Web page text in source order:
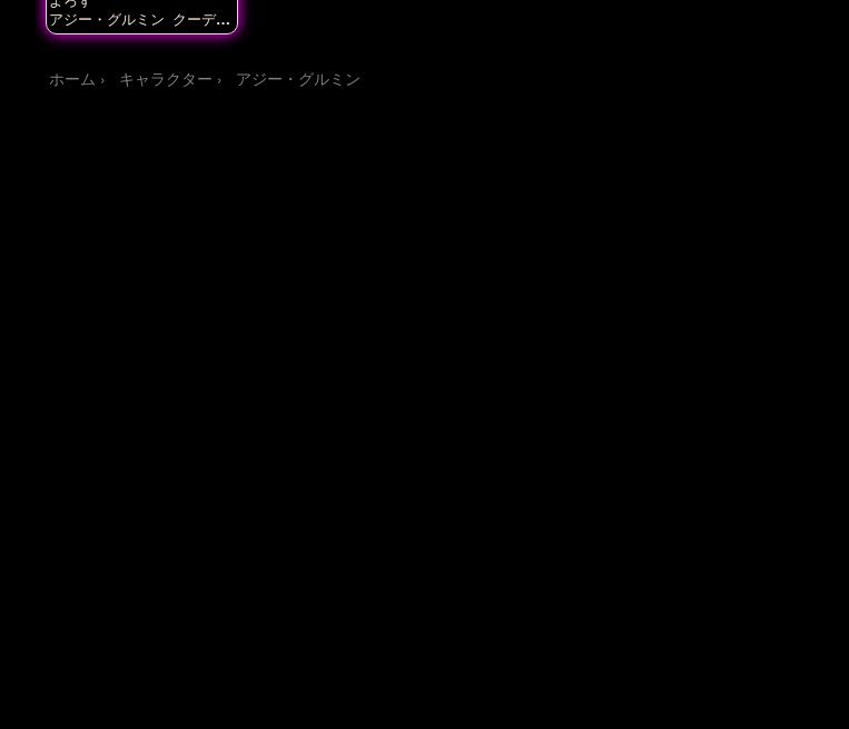
アジー・グルミン クーデリ
ア・藍那・バーンスタイン
クルルシファー・エインフ
グラム フミタン・アドモ
ホーム キャラクター アジー・グルミン